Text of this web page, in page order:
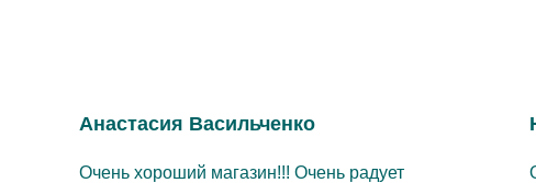
Анастасия Васильченко
Очень хороший магазин!!! Очень радует